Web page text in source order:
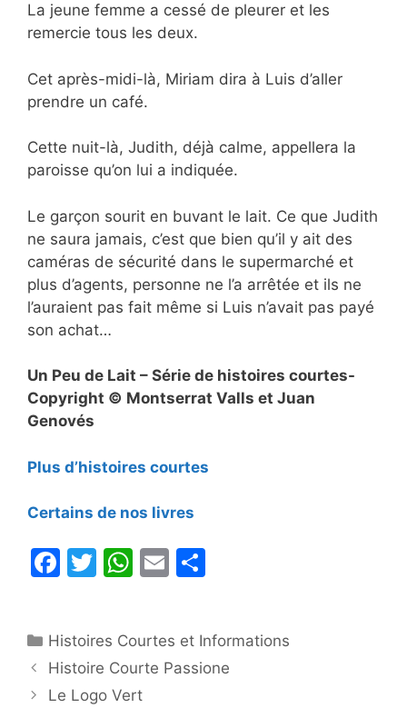
La jeune femme a cessé de pleurer et les
remercie tous les deux.
Cet après-midi-là, Miriam dira à Luis d’aller
prendre un café.
Cette nuit-là, Judith, déjà calme, appellera la
paroisse qu’on lui a indiquée.
Le garçon sourit en buvant le lait. Ce que Judith
ne saura jamais, c’est que bien qu’il y ait des
caméras de sécurité dans le supermarché et
plus d’agents, personne ne l’a arrêtée et ils ne
l’auraient pas fait même si Luis n’avait pas payé
son achat…
Un Peu de Lait – Série de histoires courtes-
Copyright © Montserrat Valls et Juan
Genovés
Plus d’histoires courtes
Certains de nos livres
F
e
b
T
er
W
s
A
E
l
g
er
Catégories
Histoires Courtes et Informations
Histoire Courte Passione
Le Logo Vert